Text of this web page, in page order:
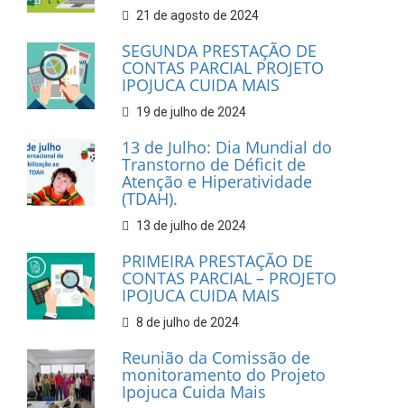
21 de agosto de 2024
SEGUNDA PRESTAÇÃO DE
CONTAS PARCIAL PROJETO
IPOJUCA CUIDA MAIS
19 de julho de 2024
13 de Julho: Dia Mundial do
Transtorno de Déficit de
Atenção e Hiperatividade
(TDAH).
13 de julho de 2024
PRIMEIRA PRESTAÇÃO DE
CONTAS PARCIAL – PROJETO
IPOJUCA CUIDA MAIS
8 de julho de 2024
Reunião da Comissão de
monitoramento do Projeto
Ipojuca Cuida Mais